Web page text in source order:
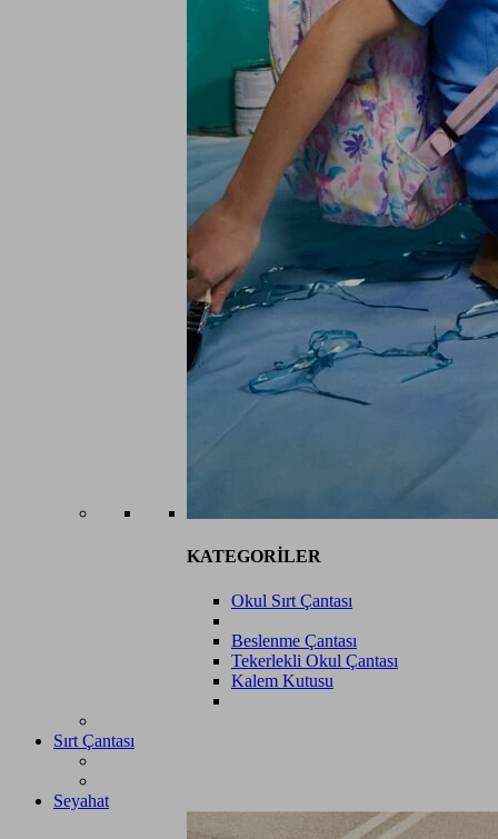
KATEGORİLER
Okul Sırt Çantası
Beslenme Çantası
Tekerlekli Okul Çantası
Kalem Kutusu
Sırt Çantası
Seyahat